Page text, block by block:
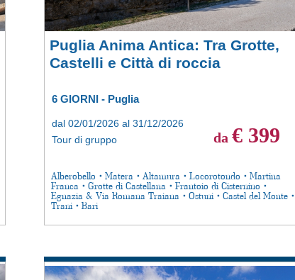
dal 02/01/2026 al 31/12/2026
Puglia Anima Antica: Tra Grotte,
Castelli e Città di roccia
6 GIORNI - Puglia
Tour di gruppo
Alberobello • Matera • Altamura • Locorotondo • Martina
Franca • Grotte di Castellana • Frantoio di Cisternino •
Egnazia & Via Romana Traiana • Ostuni • Castel del Monte •
Trani • Bari
da € 399